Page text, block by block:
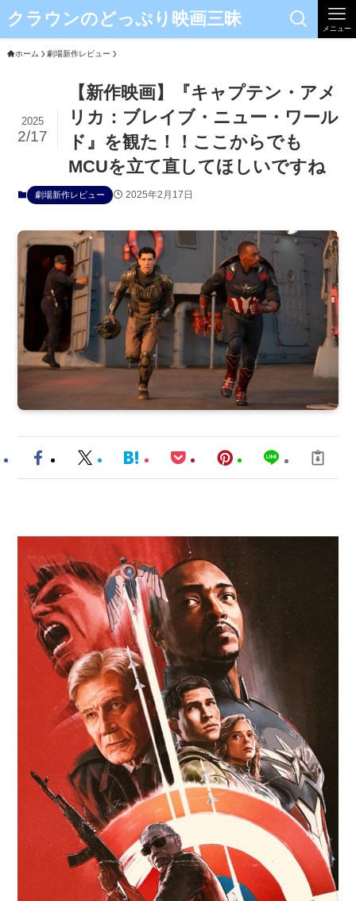
クラウンのどっぷり映画三昧 メニュー
ホーム 劇場新作レビュー
【新作映画】『キャプテン・アメ
リカ：ブレイブ・ニュー・ワール
ド』を観た！！ここからでも
MCUを立て直してほしいですね
2025
2/17
劇場新作レビュー 2025年2月17日